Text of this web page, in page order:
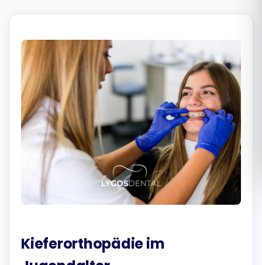
Български
Română
Русский
Kieferorthopädie im